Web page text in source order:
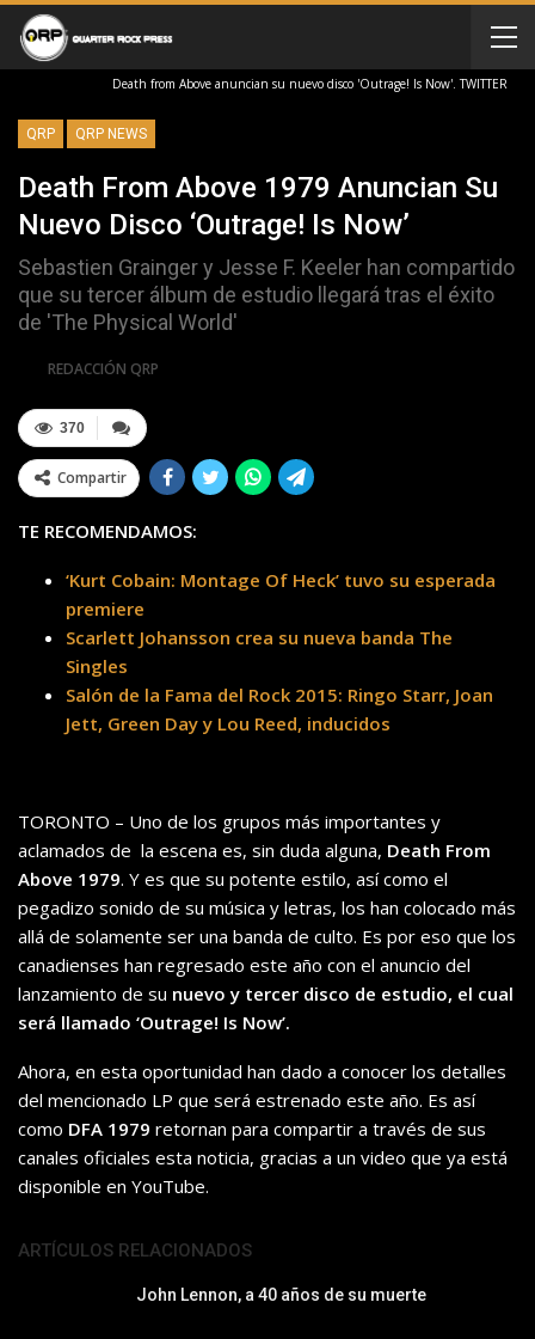
Death from Above anuncian su nuevo disco 'Outrage! Is Now'. TWITTER
QRP QRP NEWS
Death From Above 1979 Anuncian Su
Nuevo Disco ‘Outrage! Is Now’
Sebastien Grainger y Jesse F. Keeler han compartido
que su tercer álbum de estudio llegará tras el éxito
de 'The Physical World'
REDACCIÓN QRP
370
Compartir
TE RECOMENDAMOS:
‘Kurt Cobain: Montage Of Heck’ tuvo su esperada
premiere
Scarlett Johansson crea su nueva banda The
Singles
Salón de la Fama del Rock 2015: Ringo Starr, Joan
Jett, Green Day y Lou Reed, inducidos
TORONTO – Uno de los grupos más importantes y
aclamados de la escena es, sin duda alguna, Death From
Above 1979. Y es que su potente estilo, así como el
pegadizo sonido de su música y letras, los han colocado más
allá de solamente ser una banda de culto. Es por eso que los
canadienses han regresado este año con el anuncio del
lanzamiento de su nuevo y tercer disco de estudio, el cual
será llamado ‘Outrage! Is Now’.
Ahora, en esta oportunidad han dado a conocer los detalles
del mencionado LP que será estrenado este año. Es así
como DFA 1979 retornan para compartir a través de sus
canales oficiales esta noticia, gracias a un video que ya está
disponible en YouTube.
ARTÍCULOS RELACIONADOS
John Lennon, a 40 años de su muerte